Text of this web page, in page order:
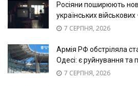
Росіяни поширюють
українських
7 СЕРПНЯ, 2026
Армія РФ обстріляла
Одесі: є руйнування та
7 СЕРПНЯ, 2026